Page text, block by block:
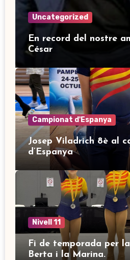
Uncategorized
En record del nostre
César
Campionat d'Espanya
Josep Viladrich 8è al
d’Espanya
Nivell 11
Fi de temporada per
Berta i la Marina.